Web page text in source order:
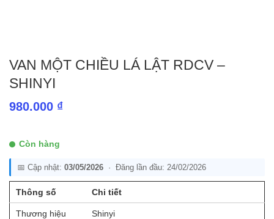
VAN MỘT CHIỀU LÁ LẬT RDCV –
SHINYI
980.000 ₫
Còn hàng
📅 Cập nhật: 03/05/2026 · Đăng lần đầu: 24/02/2026
Thông số Chi tiết
Thương hiệu Shinyi